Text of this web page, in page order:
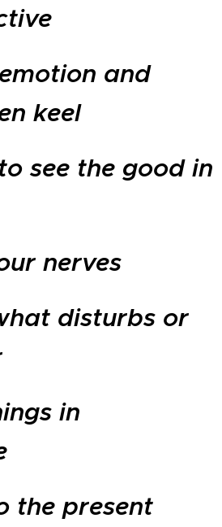
and
keel
see the good in
nerves
disturbs or
in
the present